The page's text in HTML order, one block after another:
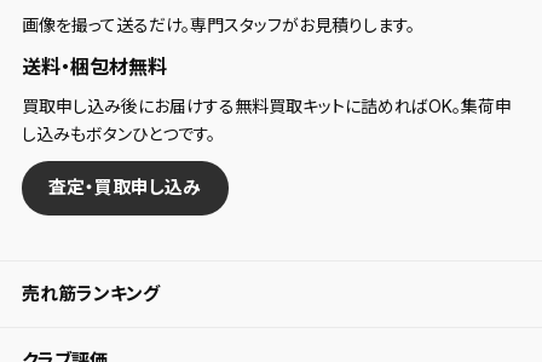
画像を撮って送るだけ。専門スタッフがお見積りします。
送料・梱包材無料
買取申し込み後にお届けする無料買取キットに詰めればOK。集荷申
し込みもボタンひとつです。
査定・買取申し込み
売れ筋ランキング